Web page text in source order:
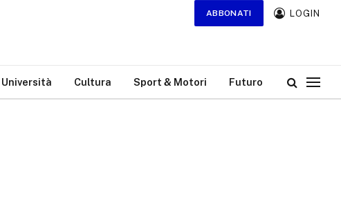
ABBONATI LOGIN
Università Cultura Sport & Motori Futuro